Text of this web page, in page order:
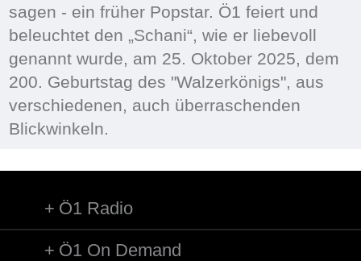
sagen - ein früher Popstar. Ö1 feiert und
beleuchtet den „Schani“, wie er liebevoll
genannt wurde, am 25. Oktober 2025, dem
200. Geburtstag des "Walzerkönigs", aus
verschiedenen, auch überraschenden
Blickwinkeln.
Ö1 Radio
Ö1 On Demand